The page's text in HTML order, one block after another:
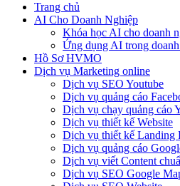
Trang chủ
AI Cho Doanh Nghiệp
Khóa học AI cho doanh
Ứng dụng AI trong
Hồ Sơ HVMO
Dịch vụ Marketing online
Dịch vụ SEO Youtube
Dịch vụ quảng cáo
Dịch vụ chạy quảng cáo
Dịch vụ thiết kế Website
Dịch vụ thiết kế Landing
Dịch vụ quảng cáo
Dịch vụ viết Content
Dịch vụ SEO Google